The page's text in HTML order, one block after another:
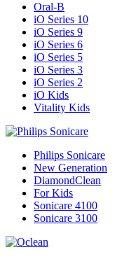
Oral-B
iO Series 10
iO Series 9
iO Series 6
iO Series 5
iO Series 3
iO Series 2
iO Kids
Vitality Kids
Philips Sonicare
New Generation
DiamondClean
For Kids
Sonicare 4100
Sonicare 3100